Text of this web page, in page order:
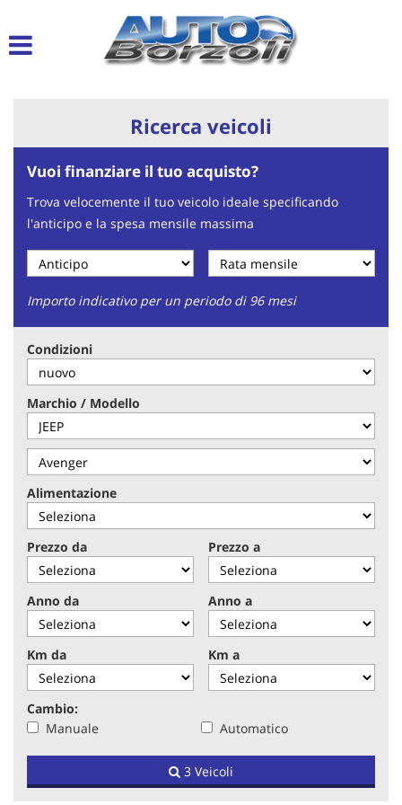
Ricerca veicoli
Vuoi finanziare il tuo acquisto?
Trova velocemente il tuo veicolo ideale specificando
l'anticipo e la spesa mensile massima
Importo indicativo per un periodo di 96 mesi
Condizioni
Marchio / Modello
Alimentazione
Prezzo da Prezzo a
Anno da Anno a
Km da Km a
Cambio:
Manuale
Automatico
3 Veicoli
Le
tue
pannello
consente
di
esprimere
tue
preferenze
alle
tecnologie
di
tracciamento
che
adottiamo
per
offrire
le
funzionalità
e
svolgere
attività
di
seguito
descritte.
Per
ottenere
maggiori
informazioni
sull'utilità
funzionamento